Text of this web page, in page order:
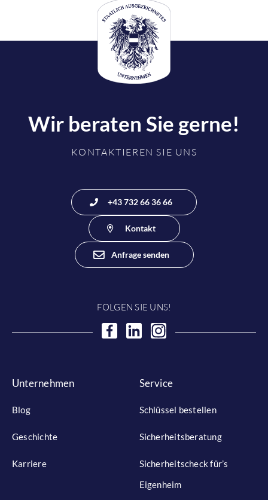
Wir beraten Sie gerne!
KONTAKTIEREN SIE UNS
+43 732 66 36 66
Kontakt
Anfrage senden
FOLGEN SIE UNS!
Unternehmen
Blog
Geschichte
Karriere
Service
Schlüssel bestellen
Sicherheitsberatung
Sicherheitscheck für’s
Eigenheim